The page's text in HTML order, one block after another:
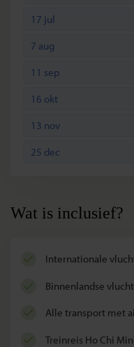
17 jul
7 aug
11 sep
16 okt
13 nov
25 dec
Wat is inclusief?
internationale
binnenlandse
alle transport met
treinreis Ho Chi